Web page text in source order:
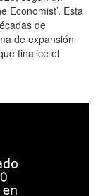
Economist’. Esta
de
de expansión
finalice el